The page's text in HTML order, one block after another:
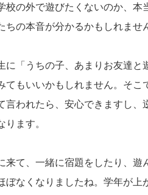
の外で遊びたくないのか、本
の本音が分かるかもしれませ
に「うちの子、あまりお友達と
もいいかもしれません。そこ
われたら、安心できますし、
ます。
来て、一緒に宿題をしたり、遊
なくなりましたね。学年が上